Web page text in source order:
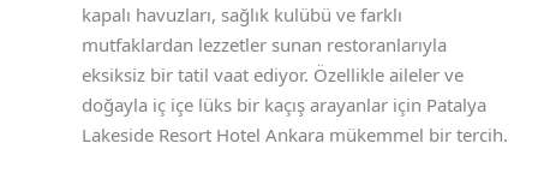
kapalı havuzları, sağlık kulübü ve farklı
mutfaklardan lezzetler sunan restoranlarıyla
eksiksiz bir tatil vaat ediyor. Özellikle aileler ve
doğayla iç içe lüks bir kaçış arayanlar için Patalya
Lakeside Resort Hotel Ankara mükemmel bir tercih.